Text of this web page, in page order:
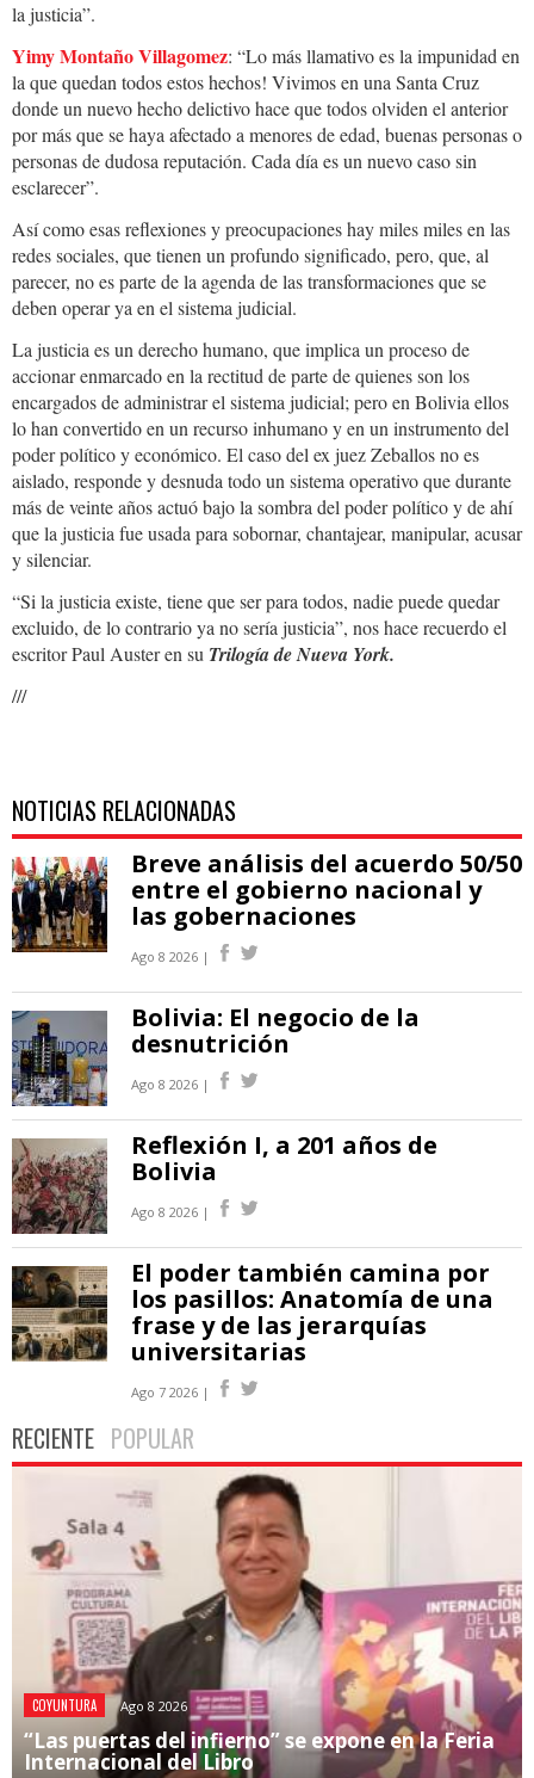
la justicia”.
Yimy Montaño Villagomez: “Lo más llamativo es la impunidad en
la que quedan todos estos hechos! Vivimos en una Santa Cruz
donde un nuevo hecho delictivo hace que todos olviden el anterior
por más que se haya afectado a menores de edad, buenas personas o
personas de dudosa reputación. Cada día es un nuevo caso sin
esclarecer”.
Así como esas reflexiones y preocupaciones hay miles miles en las
redes sociales, que tienen un profundo significado, pero, que, al
parecer, no es parte de la agenda de las transformaciones que se
deben operar ya en el sistema judicial.
La justicia es un derecho humano, que implica un proceso de
accionar enmarcado en la rectitud de parte de quienes son los
encargados de administrar el sistema judicial; pero en Bolivia ellos
lo han convertido en un recurso inhumano y en un instrumento del
poder político y económico. El caso del ex juez Zeballos no es
aislado, responde y desnuda todo un sistema operativo que durante
más de veinte años actuó bajo la sombra del poder político y de ahí
que la justicia fue usada para sobornar, chantajear, manipular, acusar
y silenciar.
“Si la justicia existe, tiene que ser para todos, nadie puede quedar
excluido, de lo contrario ya no sería justicia”, nos hace recuerdo el
escritor Paul Auster en su Trilogía de Nueva York.
///
NOTICIAS RELACIONADAS
Breve análisis del acuerdo 50/50
entre el gobierno nacional y
las gobernaciones
Ago 8 2026 |
Bolivia: El negocio de la
desnutrición
Ago 8 2026 |
Reflexión I, a 201 años de
Bolivia
Ago 8 2026 |
El poder también camina por
los pasillos: Anatomía de una
frase y de las jerarquías
universitarias
Ago 7 2026 |
RECIENTE POPULAR
COYUNTURA Ago 8 2026
“Las puertas del infierno” se expone en la Feria
Internacional del Libro